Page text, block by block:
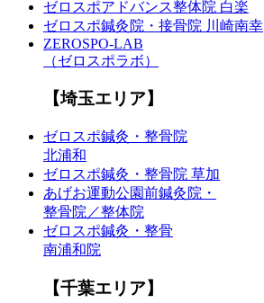
ゼロスポアドバンス整体院 白楽
ゼロスポ鍼灸院・接骨院 川崎南幸
ZEROSPO-LAB
（ゼロスポラボ）
【埼玉エリア】
ゼロスポ鍼灸・整骨院
北浦和
ゼロスポ鍼灸・整骨院 草加
あげお運動公園前鍼灸院・
整骨院／整体院
ゼロスポ鍼灸・整骨
南浦和院
【千葉エリア】